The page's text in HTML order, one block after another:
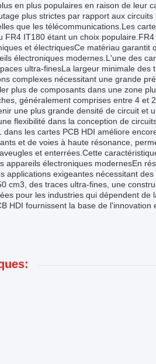
en plus populaires en raison de leur
plus strictes par rapport aux circuits
que les télécommunications.Les
IT180 étant un choix
et électriquesCe matériau garantit
électroniques modernes.L'une des
ultra-finesLa largeur minimale des
complexes nécessitant une grande
plus de composants dans une zone
généralement comprises entre 4 et
une plus grande densité de circuit et
flexibilité dans la conception de
les cartes PCB HDI améliore
et de voies à haute résonance,
et enterrées.Cette
électroniques modernesEn
applications exigeantes nécessitant
cm3, des traces ultra-fines, une
pour les industries qui dépendent de
HDI fournissent la base de l'innovation